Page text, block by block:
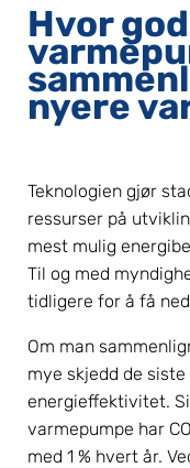
Hvor
nyere
Teknologien gjør
ressurser på
mest mulig
Til og med
tidligere for å få
Om man
mye skjedd de
energieffektivitet.
varmepumpe har
med 1 % hvert år.